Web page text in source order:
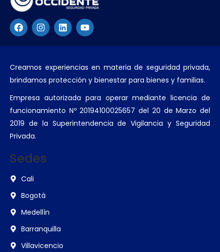
Creamos experiencias en materia de seguridad privada,
brindamos protección y bienestar para bienes y familias.
Empresa autorizada para operar mediante licencia de
funcionamiento Nº 20194100025657 del 20 de Marzo del
2019 de la Superintendencia de Vigilancia y Seguridad
Privada.
Sedes
Cali
Bogotá
Medellín
Barranquilla
Villavicencio